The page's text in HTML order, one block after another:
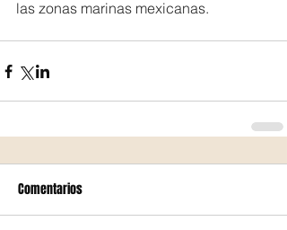
las zonas marinas mexicanas.
Comentarios